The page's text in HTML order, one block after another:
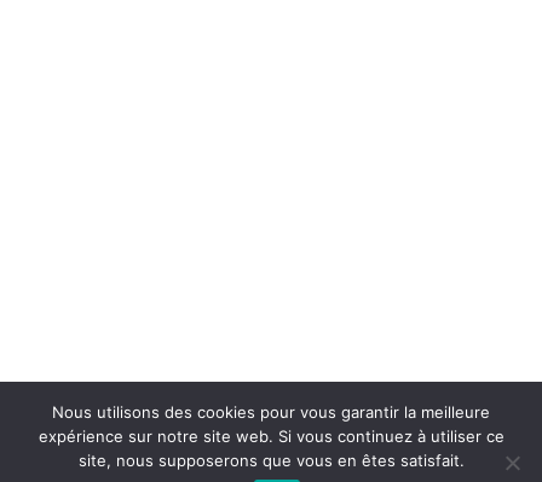
Nous utilisons des cookies pour vous garantir la meilleure
expérience sur notre site web. Si vous continuez à utiliser ce
site, nous supposerons que vous en êtes satisfait.